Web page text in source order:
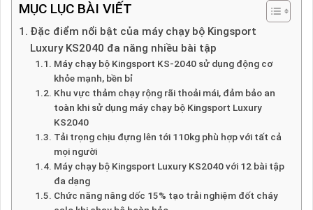
MỤC LỤC BÀI VIẾT
Đặc điểm nổi bật của máy chạy bộ Kingsport
Luxury KS2040 đa năng nhiều bài tập
Máy chạy bộ Kingsport KS-2040 sử dụng động cơ
khỏe mạnh, bền bỉ
Khu vực thảm chạy rộng rãi thoải mái, đảm bảo an
toàn khi sử dụng máy chạy bộ Kingsport Luxury
KS2040
Tải trọng chịu đựng lên tới 110kg phù hợp với tất cả
mọi người
Máy chạy bộ Kingsport Luxury KS2040 với 12 bài tập
đa dạng
Chức năng nâng dốc 15% tạo trải nghiệm đốt cháy